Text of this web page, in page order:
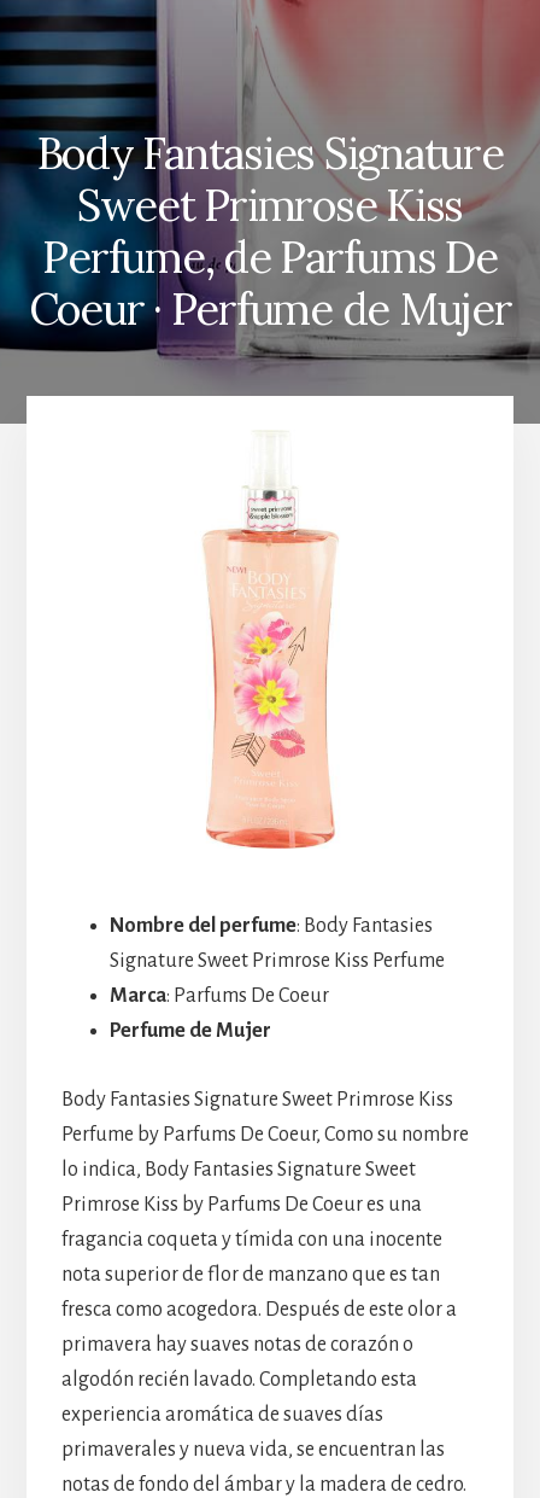
Body Fantasies Signature
Sweet Primrose Kiss
Perfume, de Parfums De
Coeur · Perfume de Mujer
Nombre del perfume: Body Fantasies
Signature Sweet Primrose Kiss Perfume
Marca: Parfums De Coeur
Perfume de Mujer
Body Fantasies Signature Sweet Primrose Kiss
Perfume by Parfums De Coeur, Como su nombre
lo indica, Body Fantasies Signature Sweet
Primrose Kiss by Parfums De Coeur es una
fragancia coqueta y tímida con una inocente
nota superior de flor de manzano que es tan
fresca como acogedora. Después de este olor a
primavera hay suaves notas de corazón o
algodón recién lavado. Completando esta
experiencia aromática de suaves días
primaverales y nueva vida, se encuentran las
notas de fondo del ámbar y la madera de cedro.